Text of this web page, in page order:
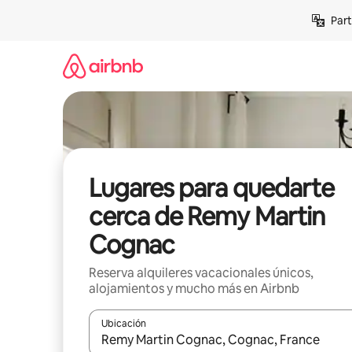
Lugares para quedarte
cerca de Remy Martin
Cognac
Reserva alquileres vacacionales únicos,
alojamientos y mucho más en Airbnb
Ubicación
Cuando los resultados estén disponibles,